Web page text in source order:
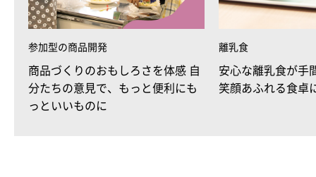
参加型の商品開発
商品づくりのおもしろさを体感 自
分たちの意見で、もっと便利にも
っといいものに
離乳食
安心な離乳食が手
笑顔あふれる食卓